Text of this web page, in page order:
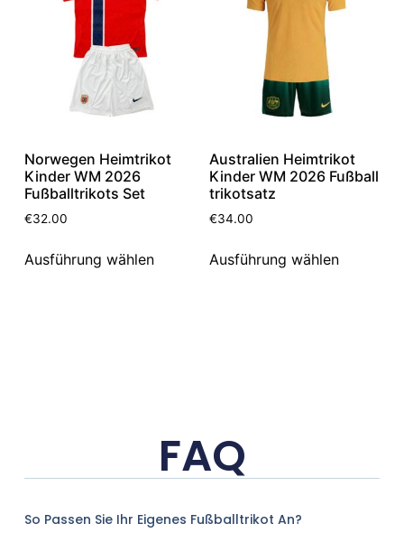
Norwegen Heimtrikot
Kinder WM 2026
Fußballtrikots Set
€32.00
Ausführung wählen
Australien Heimtrikot
Kinder WM 2026 Fußball
trikotsatz
€34.00
Ausführung wählen
FAQ
So Passen Sie Ihr Eigenes Fußballtrikot An?